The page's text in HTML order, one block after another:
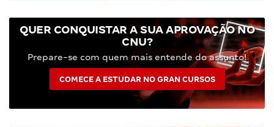
QUER CONQUISTAR A SUA APROVAÇÃO NO
CNU?
Prepare-se com quem mais entende do assunto!
COMECE A ESTUDAR NO GRAN CURSOS